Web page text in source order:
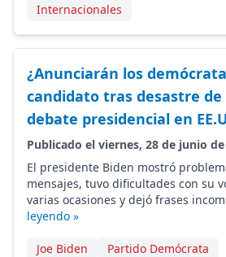
Internacionales
¿Anunciarán los
candidato tras desastre de
debate presidencial en
Publicado el viernes, 28 de junio de
El presidente Biden mostró
mensajes, tuvo dificultades con su
varias ocasiones y dejó frases
leyendo »
Joe Biden
Partido Demócrata